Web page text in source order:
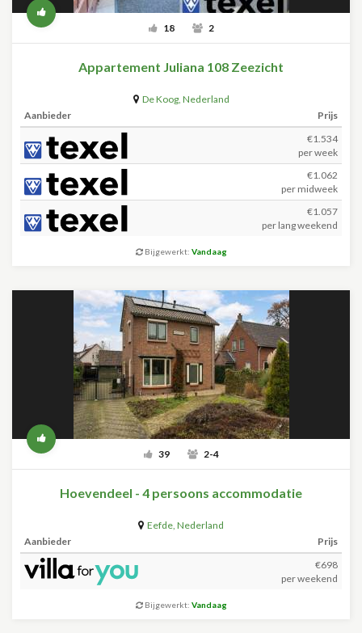
18 2
Appartement Juliana 108 Zeezicht
De Koog, Nederland
Aanbieder
Prijs
€1.534
per week
€1.062
per midweek
€1.057
per lang weekend
Bijgewerkt: Vandaag
39 2-4
Hoevendeel - 4 persoons accommodatie
Eefde, Nederland
Aanbieder
Prijs
€698
per weekend
Bijgewerkt: Vandaag